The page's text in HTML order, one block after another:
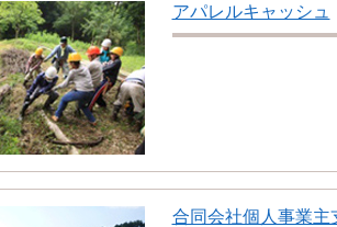
アパレルキャッシュ
合同会社個人事業主